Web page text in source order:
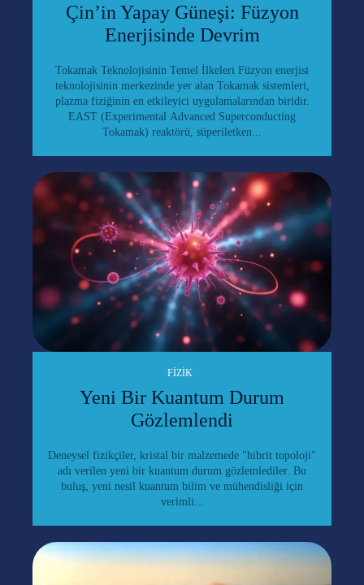
Çin’in Yapay Güneşi: Füzyon
Enerjisinde Devrim
Tokamak Teknolojisinin Temel İlkeleri Füzyon enerjisi
teknolojisinin merkezinde yer alan Tokamak sistemleri,
plazma fiziğinin en etkileyici uygulamalarından biridir.
EAST (Experimental Advanced Superconducting
Tokamak) reaktörü, süperiletken...
FIZIK
Yeni Bir Kuantum Durum
Gözlemlendi
Deneysel fizikçiler, kristal bir malzemede "hibrit topoloji"
adı verilen yeni bir kuantum durum gözlemlediler. Bu
buluş, yeni nesil kuantum bilim ve mühendisliği için
verimli...